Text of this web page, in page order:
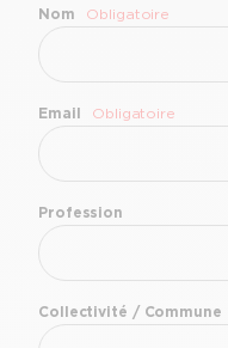
Nom Obligatoire
Email Obligatoire
Profession
Collectivité / Commune